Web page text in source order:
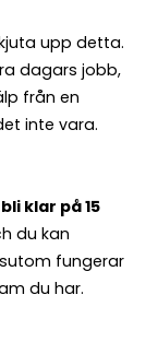
upp detta.
dagars jobb,
från en
inte vara.
klar på 15
du kan
fungerar
du har.